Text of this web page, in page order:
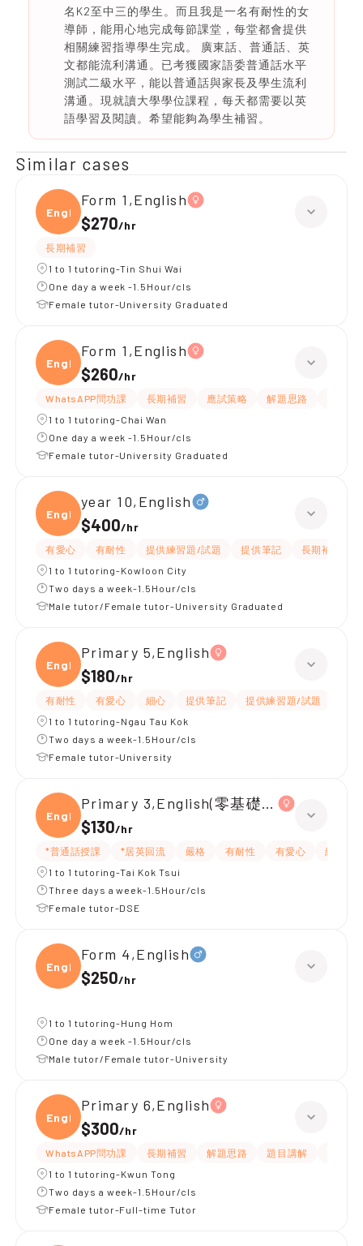
名K2至中三的學生。而且我是一名有耐性的女
導師，能用心地完成每節課堂，每堂都會提供
相關練習指導學生完成。 廣東話、普通話、英
文都能流利溝通。已考獲國家語委普通話水平
測試二級水平，能以普通話與家長及學生流利
溝通。現就讀大學學位課程，每天都需要以英
語學習及閱讀。希望能夠為學生補習。
Similar cases
Engli
Form 1,English
$270/hr
長期補習
1 to 1 tutoring-Tin Shui Wai
One day a week -1.5Hour/cls
Female tutor-University Graduated
Engli
Form 1,English
$260/hr
WhatsAPP問功課 長期補習 應試策略 解題思路
1 to 1 tutoring-Chai Wan
One day a week -1.5Hour/cls
Female tutor-University Graduated
Engli
year 10,English
$400/hr
有愛心 有耐性 提供練習題/試題 提供筆記
長期補習
1 to 1 tutoring-Kowloon City
Two days a week-1.5Hour/cls
Male tutor/Female tutor-University Graduated
Engli
Primary 5,English
$180/hr
有耐性 有愛心 細心 提供筆記 提供練習題/試題
1 to 1 tutoring-Ngau Tau Kok
Two days a week-1.5Hour/cls
Female tutor-University
Engli
Primary 3,English(零基礎, 會話)
$130/hr
*普通話授課 *居英回流 嚴格 有耐性 有愛心
細心
1 to 1 tutoring-Tai Kok Tsui
Three days a week-1.5Hour/cls
Female tutor-DSE
Engli
Form 4,English
$250/hr
1 to 1 tutoring-Hung Hom
One day a week -1.5Hour/cls
Male tutor/Female tutor-University
Engli
Primary 6,English
$300/hr
WhatsAPP問功課 長期補習 解題思路 題目講解
1 to 1 tutoring-Kwun Tong
Two days a week-1.5Hour/cls
Female tutor-Full-time Tutor